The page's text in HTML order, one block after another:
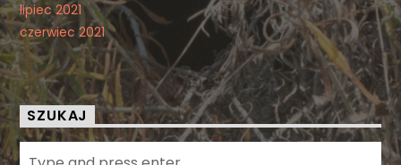
lipiec 2021
czerwiec 2021
SZUKAJ